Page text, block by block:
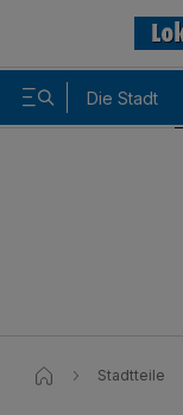
Die Stadt
Stadtteile